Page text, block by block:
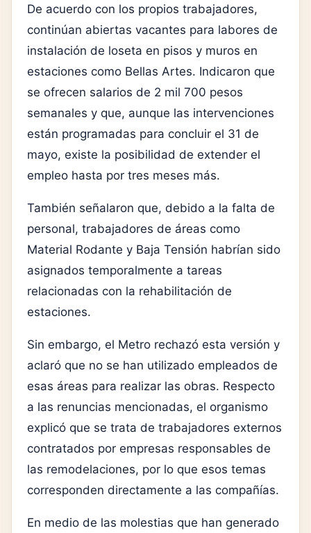
De acuerdo con los propios trabajadores,
continúan abiertas vacantes para labores de
instalación de loseta en pisos y muros en
estaciones como Bellas Artes. Indicaron que
se ofrecen salarios de 2 mil 700 pesos
semanales y que, aunque las intervenciones
están programadas para concluir el 31 de
mayo, existe la posibilidad de extender el
empleo hasta por tres meses más.
También señalaron que, debido a la falta de
personal, trabajadores de áreas como
Material Rodante y Baja Tensión habrían sido
asignados temporalmente a tareas
relacionadas con la rehabilitación de
estaciones.
Sin embargo, el Metro rechazó esta versión y
aclaró que no se han utilizado empleados de
esas áreas para realizar las obras. Respecto
a las renuncias mencionadas, el organismo
explicó que se trata de trabajadores externos
contratados por empresas responsables de
las remodelaciones, por lo que esos temas
corresponden directamente a las compañías.
En medio de las molestias que han generado